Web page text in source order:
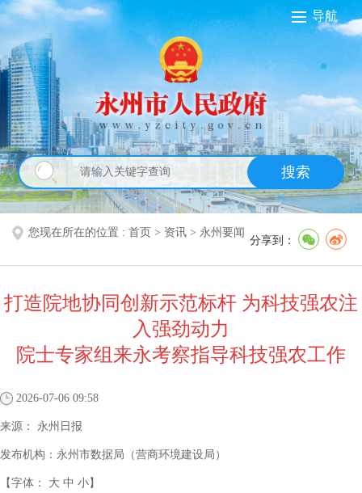
导航
搜索
您现在所在的位置 : 首页 > 资讯 > 永州要闻
分享到：
打造院地协同创新示范标杆 为科技强农注
入强劲动力
院士专家组来永考察指导科技强农工作
2026-07-06 09:58
来源： 永州日报
发布机构： 永州市数据局（营商环境建设局）
【字体： 大 中 小】